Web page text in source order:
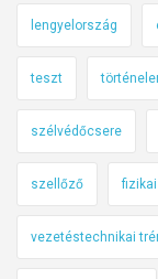
lengyelország
teszt
szélvédőcsere
szellőző
vezetéstechnikai